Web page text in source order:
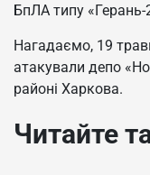
БпЛА типу
Нагадаємо, 19
атакували депо
районі Харкова.
Читайте